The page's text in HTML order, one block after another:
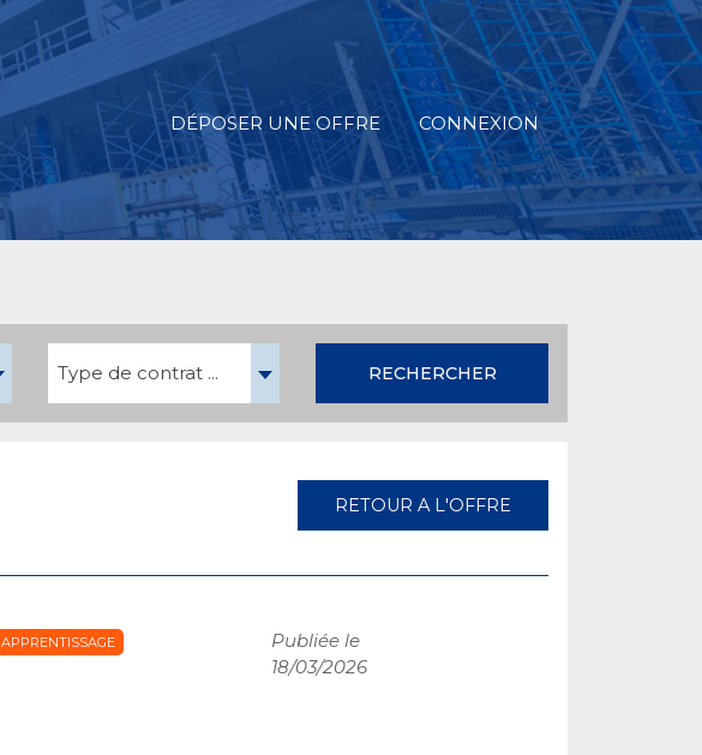
DÉPOSER UNE OFFRE CONNEXION
Type de contrat ... RECHERCHER
RETOUR A L'OFFRE
APPRENTISSAGE
Publiée le
18/03/2026